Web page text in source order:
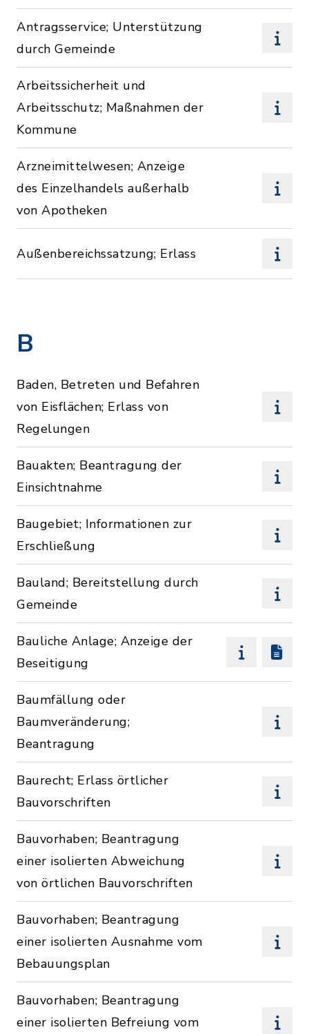
Antragsservice; Unterstützung
durch Gemeinde
Arbeitssicherheit und
Arbeitsschutz; Maßnahmen der
Kommune
Arzneimittelwesen; Anzeige
des Einzelhandels außerhalb
von Apotheken
Außenbereichssatzung; Erlass
B
Baden, Betreten und Befahren
von Eisflächen; Erlass von
Regelungen
Bauakten; Beantragung der
Einsichtnahme
Baugebiet; Informationen zur
Erschließung
Bauland; Bereitstellung durch
Gemeinde
Bauliche Anlage; Anzeige der
Beseitigung
Baumfällung oder
Baumveränderung;
Beantragung
Baurecht; Erlass örtlicher
Bauvorschriften
Bauvorhaben; Beantragung
einer isolierten Abweichung
von örtlichen Bauvorschriften
Bauvorhaben; Beantragung
einer isolierten Ausnahme vom
Bebauungsplan
Bauvorhaben; Beantragung
einer isolierten Befreiung vom